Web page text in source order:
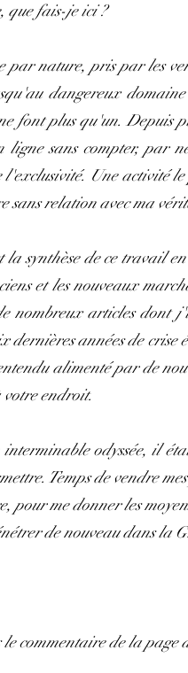
que fais-je ici ?
par nature, pris par les
dangereux
font plus qu'un. Depuis
ligne sans compter, par
l'exclusivité. Une activité
sans relation avec ma
la synthèse de ce travail
et les nouveaux
nombreux articles dont
dernières années de
alimenté par de
votre endroit.
odyssée, il
Temps de vendre
pour me donner les
de nouveau dans la
le commentaire de la